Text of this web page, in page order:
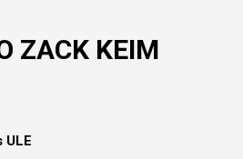
ZACK KEIM
ULE